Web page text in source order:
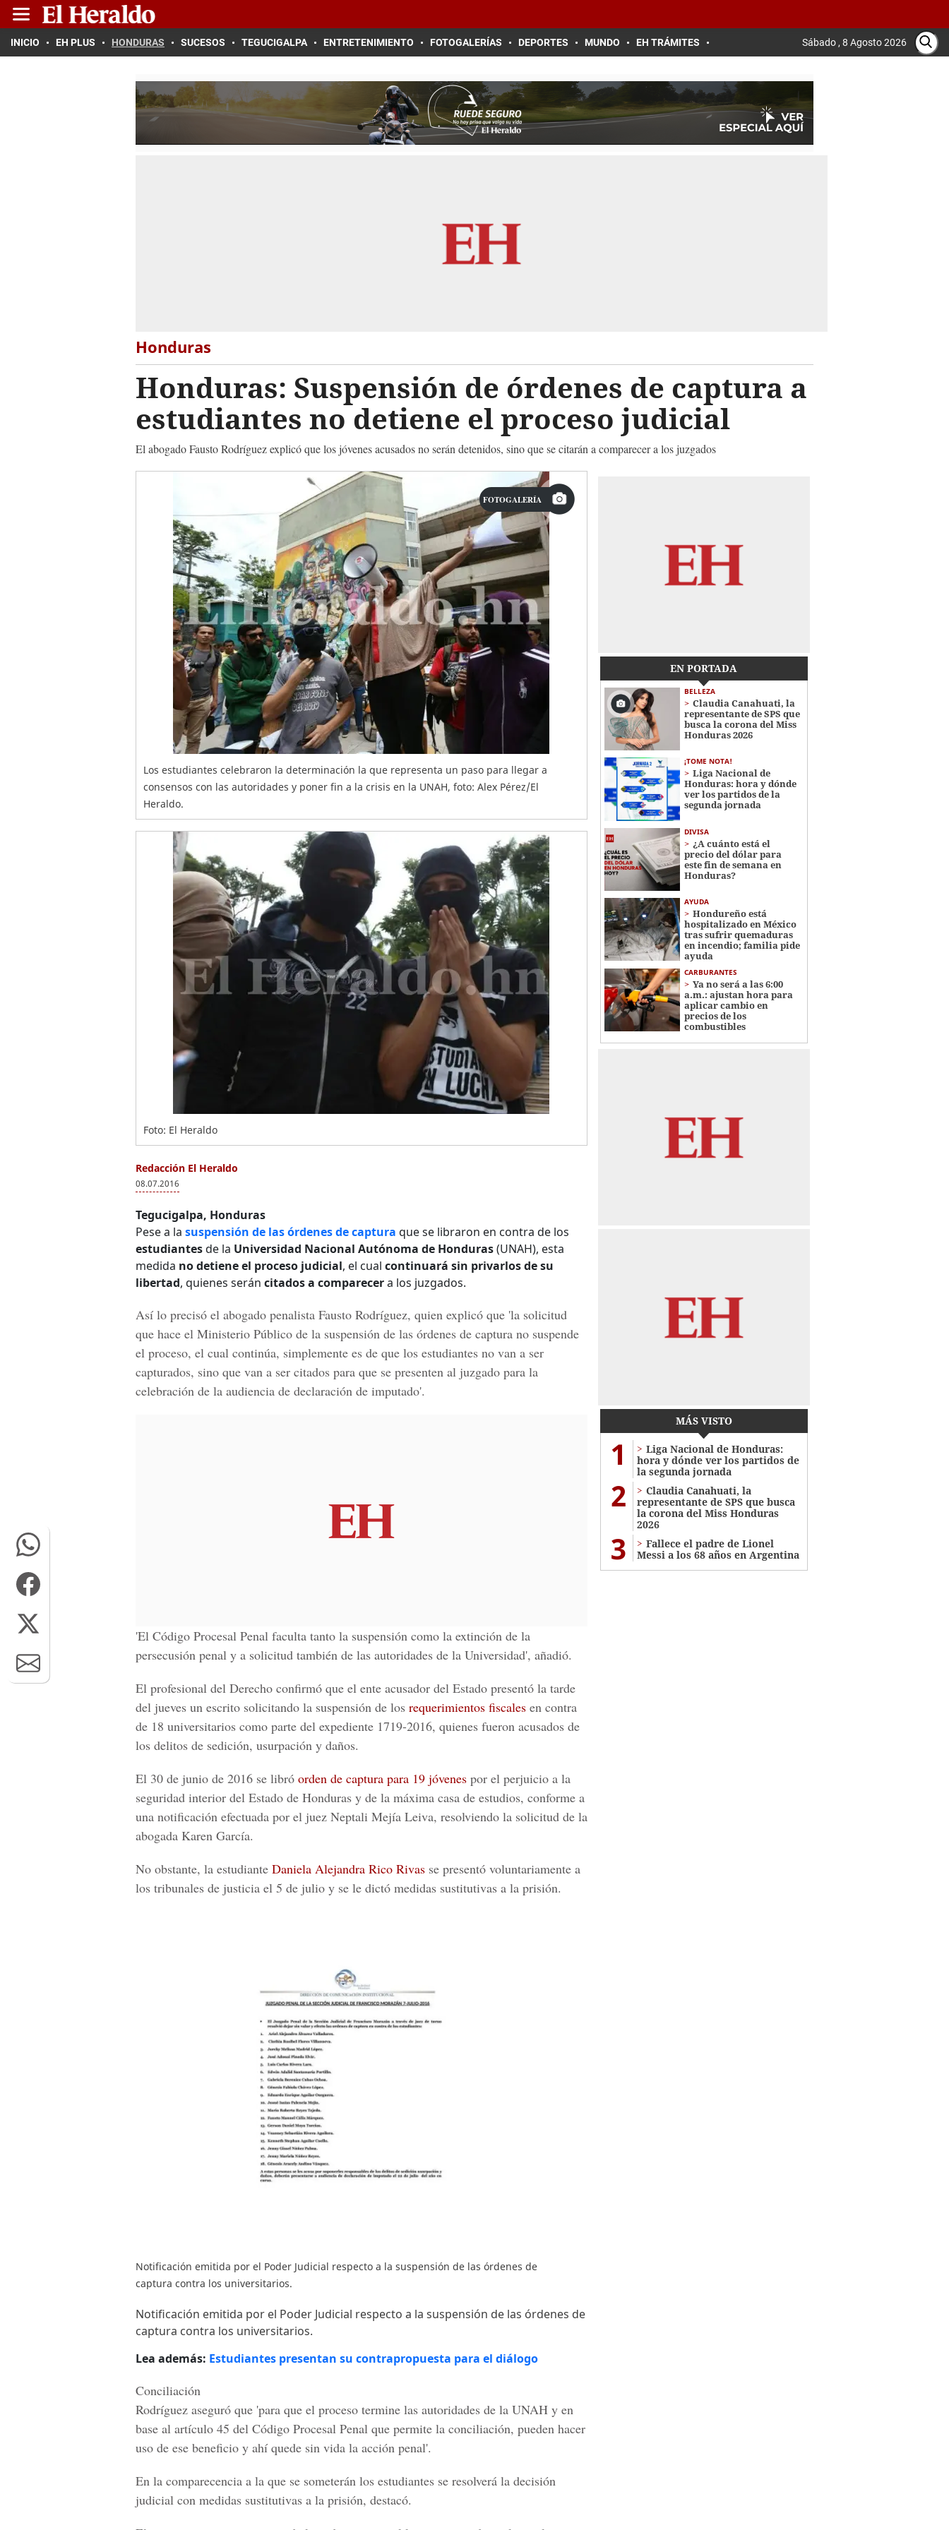
INICIO EH PLUS HONDURAS SUCESOS TEGUCIGALPA ENTRETENIMIENTO FOTOGALERÍAS DEPORTES MUNDO EH TRÁMITES Sábado , 8 Agosto 2026
Honduras
Honduras: Suspensión de órdenes de captura a
estudiantes no detiene el proceso judicial
El abogado Fausto Rodríguez explicó que los jóvenes acusados no serán detenidos, sino que se citarán a comparecer a los juzgados
FOTOGALERÍA
Los estudiantes celebraron la determinación la que representa un paso para llegar a
consensos con las autoridades y poner fin a la crisis en la UNAH, foto: Alex Pérez/El
Heraldo.
Foto: El Heraldo
Redacción El Heraldo
08.07.2016
Tegucigalpa, Honduras
Pese a la suspensión de las órdenes de captura que se libraron en contra de los
estudiantesde la Universidad Nacional Autónoma de Honduras(UNAH), esta
medida no detiene el proceso judicial, el cual continuará sin privarlos de su
libertad, quienes serán citados a comparecera los juzgados.
Así lo precisó el abogado penalista Fausto Rodríguez, quien explicó que 'la solicitud
que hace el Ministerio Público de la suspensión de las órdenes de captura no suspende
el proceso, el cual continúa, simplemente es de que los estudiantes no van a ser
capturados, sino que van a ser citados para que se presenten al juzgado para la
celebración de la audiencia de declaración de imputado'.
'El Código Procesal Penal faculta tanto la suspensión como la extinción de la
persecusión penal y a solicitud también de las autoridades de la Universidad', añadió.
El profesional del Derecho confirmó que el ente acusador del Estado presentó la tarde
del jueves un escrito solicitando la suspensión de los requerimientos fiscales en contra
de 18 universitarios como parte del expediente 1719-2016, quienes fueron acusados de
los delitos de sedición, usurpación y daños.
El 30 de junio de 2016 se libró orden de captura para 19 jóvenes por el perjuicio a la
seguridad interior del Estado de Honduras y de la máxima casa de estudios, conforme a
una notificación efectuada por el juez Neptali Mejía Leiva, resolviendo la solicitud de la
abogada Karen García.
No obstante, la estudiante Daniela Alejandra Rico Rivas se presentó voluntariamente a
los tribunales de justicia el 5 de julio y se le dictó medidas sustitutivas a la prisión.
Notificación emitida por el Poder Judicial respecto a la suspensión de las órdenes de
captura contra los universitarios.
Notificación emitida por el Poder Judicial respecto a la suspensión de las órdenes de
captura contra los universitarios.
Lea además: Estudiantes presentan su contrapropuesta para el diálogo
Conciliación
Rodríguez aseguró que 'para que el proceso termine las autoridades de la UNAH y en
base al artículo 45 del Código Procesal Penal que permite la conciliación, pueden hacer
uso de ese beneficio y ahí quede sin vida la acción penal'.
En la comparecencia a la que se someterán los estudiantes se resolverá la decisión
judicial con medidas sustitutivas a la prisión, destacó.
EN PORTADA
BELLEZA
Claudia Canahuati, la
representante de SPS que
busca la corona del Miss
Honduras 2026
¡TOME NOTA!
Liga Nacional de
Honduras: hora y dónde
ver los partidos de la
segunda jornada
DIVISA
¿A cuánto está el
precio del dólar para
este fin de semana en
Honduras?
AYUDA
Hondureño está
hospitalizado en México
tras sufrir quemaduras
en incendio; familia pide
ayuda
CARBURANTES
Ya no será a las 6:00
a.m.: ajustan hora para
aplicar cambio en
precios de los
combustibles
MÁS VISTO
1
Liga Nacional de Honduras:
hora y dónde ver los partidos de
la segunda jornada
2
Claudia Canahuati, la
representante de SPS que busca
la corona del Miss Honduras
2026
3
Fallece el padre de Lionel
Messi a los 68 años en Argentina